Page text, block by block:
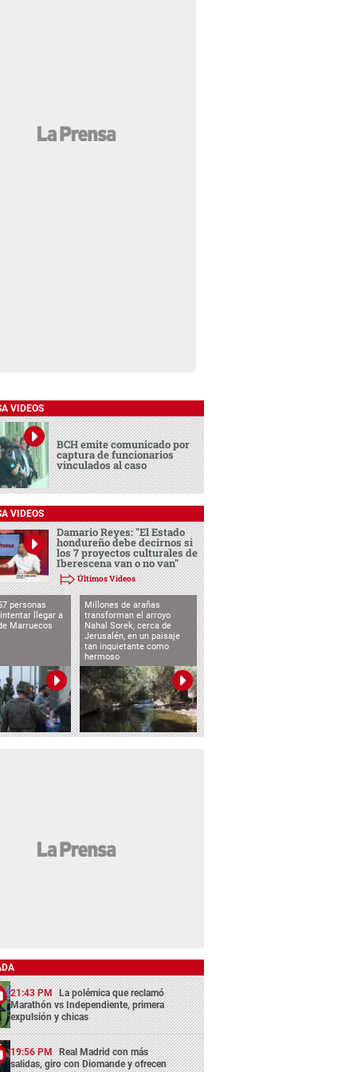
VIDEOS
BCH emite comunicado por
captura de funcionarios
vinculados al caso
VIDEOS
Damario Reyes: "El Estado
hondureño debe decirnos si
los 7 proyectos culturales de
Iberescena van o no van"
Últimos Videos
personas
llegar a
Marruecos
Millones de arañas
transforman el arroyo
Nahal Sorek, cerca de
Jerusalén, en un paisaje
tan inquietante como
hermoso
21:43 PM La polémica que reclamó
Marathón vs Independiente, primera
expulsión y chicas
19:56 PM Real Madrid con más
salidas, giro con Diomande y ofrecen